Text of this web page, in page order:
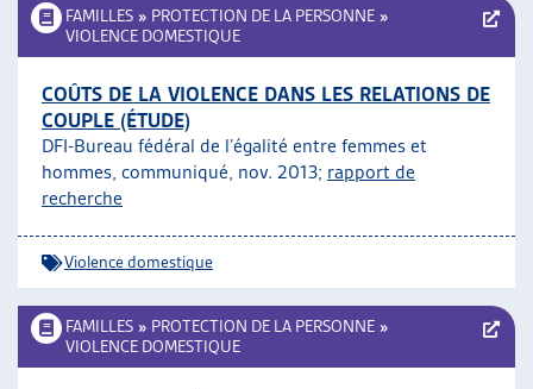
FAMILLES » PROTECTION DE LA PERSONNE »
VIOLENCE DOMESTIQUE
COÛTS DE LA VIOLENCE DANS LES RELATIONS DE
COUPLE (ÉTUDE)
DFI-Bureau fédéral de l’égalité entre femmes et
hommes, communiqué, nov. 2013; rapport de
recherche
Violence domestique
FAMILLES » PROTECTION DE LA PERSONNE »
VIOLENCE DOMESTIQUE